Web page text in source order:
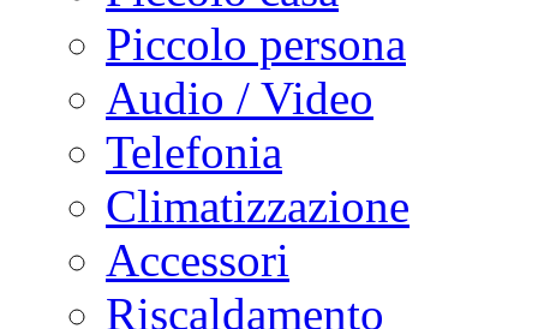
Piccolo persona
Audio / Video
Telefonia
Climatizzazione
Accessori
Riscaldamento